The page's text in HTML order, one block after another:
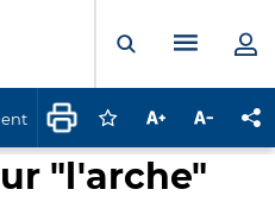
Ouvrir laMenu
Connectez-vous
Augmenter la
"l'arche"